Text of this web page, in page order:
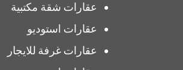
عقارات شقة مكتبية
عقارات استوديو
عقارات غرفة للايجار